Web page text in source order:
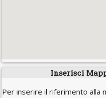
Inserisci
Per inserire il riferimento alla